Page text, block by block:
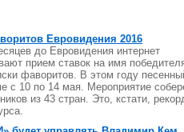
Евровидения 2016
до Евровидения интернет
прием ставок на имя
фаворитов. В этом году
с 10 по 14 мая. Мероприятие
из 43 стран. Это, кстати,